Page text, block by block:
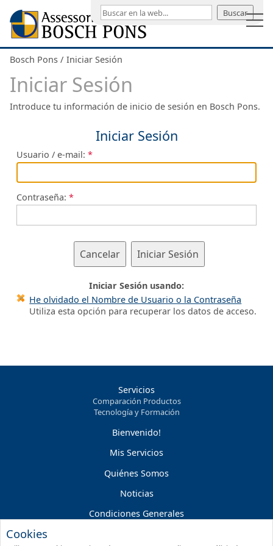
Cookies
Buscar
Bosch Pons Iniciar Sesión
Iniciar Sesión
Introduce tu información de inicio de sesión en Bosch Pons.
Iniciar Sesión
Usuario / e-mail:
Contraseña:
Cancelar Iniciar Sesión
Iniciar Sesión usando:
He olvidado el Nombre de Usuario o la Contraseña
Utiliza esta opción para recuperar los datos de acceso.
Servicios
Comparación Productos
Tecnología y Formación
Bienvenido!
Mis Servicios
Quiénes Somos
Noticias
Condiciones Generales